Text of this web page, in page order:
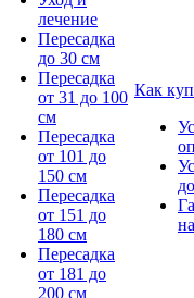
лечение
Пересадка
до 30 см
Пересадка
от 31 до 100
см
Пересадка
от 101 до
150 см
Пересадка
от 151 до
180 см
Пересадка
от 181 до
200 см
Как